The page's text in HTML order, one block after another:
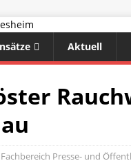
Aktuell
Fachbereich Presse- und